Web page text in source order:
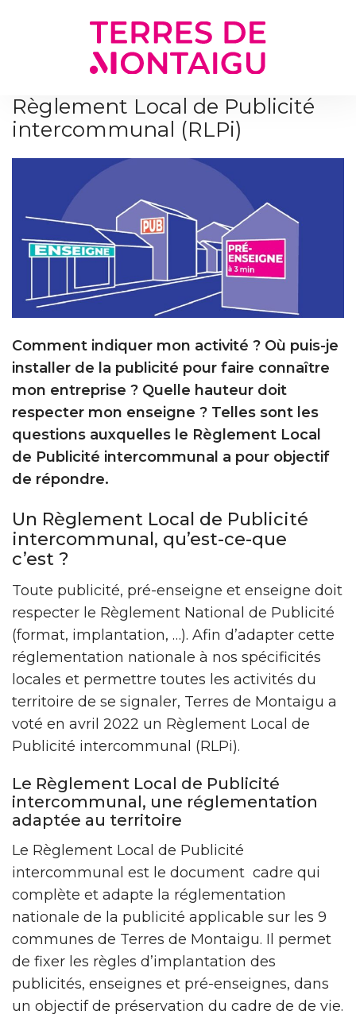
Règlement Local de Publicité
intercommunal (RLPi)
Comment indiquer mon activité ? Où puis-je
installer de la publicité pour faire connaître
mon entreprise ? Quelle hauteur doit
respecter mon enseigne ? Telles sont les
questions auxquelles le Règlement Local
de Publicité intercommunal a pour objectif
de répondre.
Un Règlement Local de Publicité
intercommunal, qu’est-ce-que
c’est ?
Toute publicité, pré-enseigne et enseigne doit
respecter le Règlement National de Publicité
(format, implantation, …). Afin d’adapter cette
réglementation nationale à nos spécificités
locales et permettre toutes les activités du
territoire de se signaler, Terres de Montaigu a
voté en avril 2022 un Règlement Local de
Publicité intercommunal (RLPi).
Le Règlement Local de Publicité
intercommunal, une réglementation
adaptée au territoire
Le Règlement Local de Publicité
intercommunal est le document cadre qui
complète et adapte la réglementation
nationale de la publicité applicable sur les 9
communes de Terres de Montaigu. Il permet
de fixer les règles d’implantation des
publicités, enseignes et pré-enseignes, dans
un objectif de préservation du cadre de de vie.